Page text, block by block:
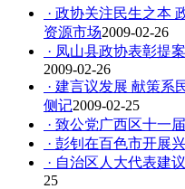
· 政协关注民生之本
资源市场2009-02-26
· 凤山县政协表彰提
2009-02-26
· 建言议发展 献策
侧记2009-02-25
· 致公党广西区十一
· 彭钊在百色市开展
· 自治区人大代表建
25